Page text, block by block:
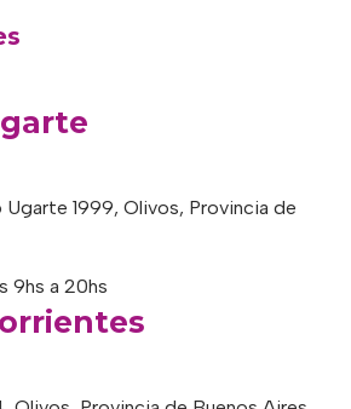
1999, Olivos, Provincia de
9hs a 20hs